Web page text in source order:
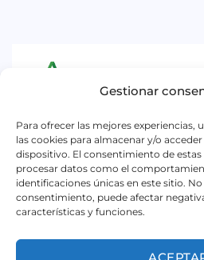
Gestionar
Para ofrecer las mejores experiencias,
las cookies para almacenar y/o
dispositivo. El consentimiento de
procesar datos como el
identificaciones únicas en este sitio.
consentimiento, puede afectar
características y funciones.
Empleo, Empresa y Trabajo
Junta de Andalucía. Dentro
ejercicio 2026, destinada a
asociacionismo comercial y
urbano y a promocionar la